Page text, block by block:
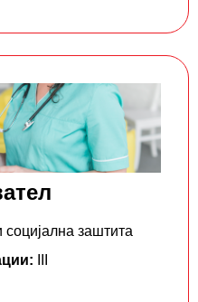
социјална заштита